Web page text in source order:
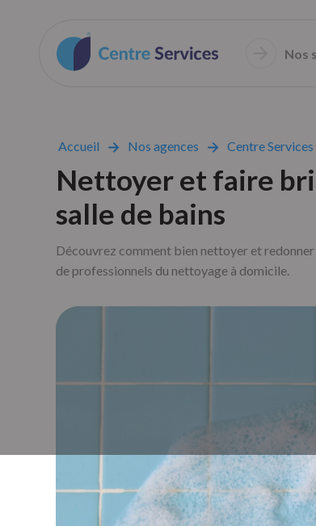
Nos
Accueil Nos agences Centre Services
Nettoyer et faire
salle de bains
Découvrez comment bien nettoyer et
de professionnels du nettoyage à domicile.